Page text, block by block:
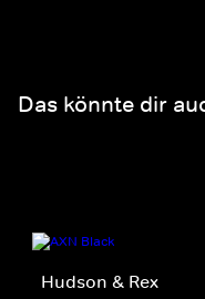
Das könnte dir
Hudson & Rex